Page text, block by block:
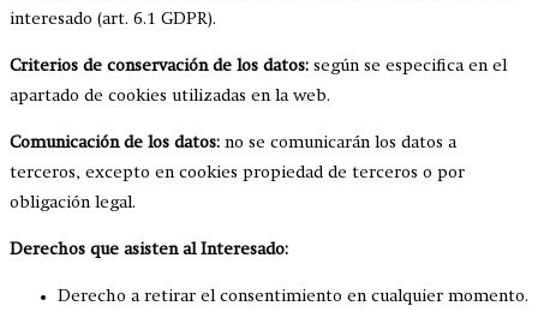
interesado (art. 6.1 GDPR).
Criterios de conservación de los datos: según se especifica en el
apartado de cookies utilizadas en la web.
Comunicación de los datos: no se comunicarán los datos a
terceros, excepto en cookies propiedad de terceros o por
obligación legal.
Derechos que asisten al Interesado:
Derecho a retirar el consentimiento en cualquier momento.